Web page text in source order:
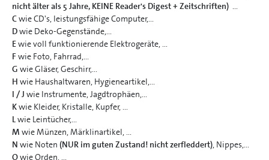
nicht älter als 5 Jahre, KEINE Reader's Digest + Zeitschriften) ...
Cwie CD's, leistungsfähige Computer,...
Dwie Deko-Gegenstände,...
Ewie voll funktionierende Elektrogeräte, ...
Fwie Foto, Fahrrad,...
G wie Gläser, Geschirr,...
H wie Haushaltwaren, Hygieneartikel,...
I / J wie Instrumente, Jagdtrophäen,...
Kwie Kleider, Kristalle, Kupfer, ...
Lwie Leintücher,...
M wie Münzen, Märklinartikel, ...
N wie Noten (NUR im guten Zustand! nicht zerfleddert), Nippes,...
Owie Orden, ...